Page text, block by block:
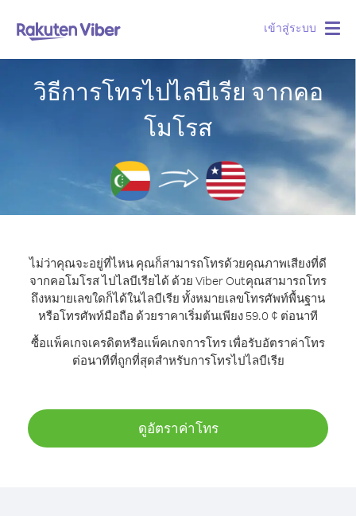
เข้าสู่ระบบ
วิธีการโทรไปไลบีเรีย จากคอ
โมโรส
ไม่ว่าคุณจะอยู่ที่ไหน คุณก็สามารถโทรด้วยคุณภาพเสียงที่ดี
จากคอโมโรส ไปไลบีเรียได้ ด้วย Viber Outคุณสามารถโทร
ถึงหมายเลขใดก็ได้ในไลบีเรีย ทั้งหมายเลขโทรศัพท์พื้นฐาน
หรือโทรศัพท์มือถือ ด้วยราคาเริ่มต้นเพียง 59.0 ¢ ต่อนาที
ซื้อแพ็คเกจเครดิตหรือแพ็คเกจการโทร เพื่อรับอัตราค่าโทร
ต่อนาทีที่ถูกที่สุดสำหรับการโทรไปไลบีเรีย
ดูอัตราค่าโทร